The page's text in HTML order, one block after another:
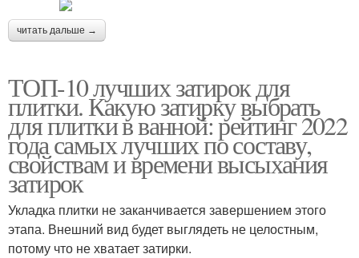
читать дальше →
ТОП-10 лучших затирок для
плитки. Какую затирку выбрать
для плитки в ванной: рейтинг 2022
года самых лучших по составу,
свойствам и времени высыхания
затирок
Укладка плитки не заканчивается завершением этого
этапа. Внешний вид будет выглядеть не целостным,
потому что не хватает затирки.